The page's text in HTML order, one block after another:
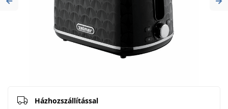
Previous
Házhozszállítással